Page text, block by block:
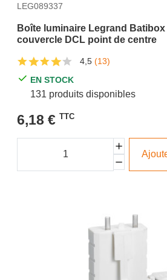
LEG089337
Boîte luminaire Legrand
couvercle DCL point de centre
4,5 (13)
EN STOCK
131 produits disponibles
6,18 € TTC